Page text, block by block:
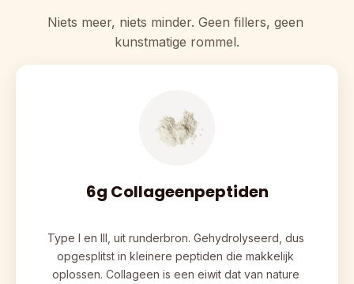
Niets meer, niets minder. Geen fillers, geen
kunstmatige rommel.
6g Collageenpeptiden
Type I en III, uit runderbron. Gehydrolyseerd, dus
opgesplitst in kleinere peptiden die makkelijk
oplossen. Collageen is een eiwit dat van nature